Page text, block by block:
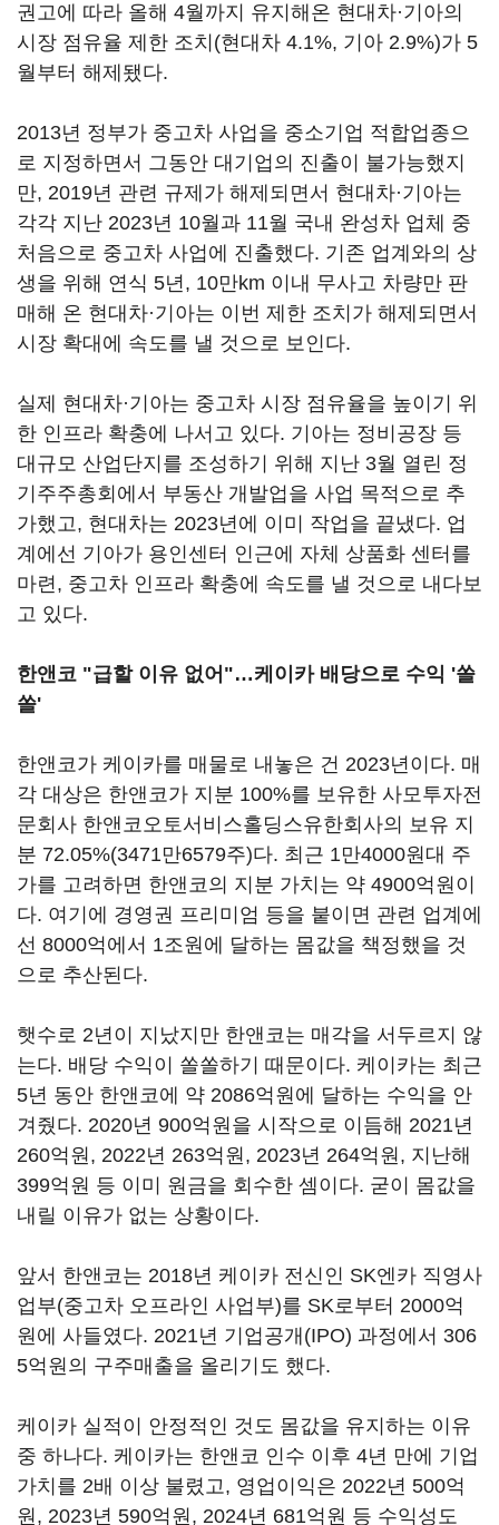
권고에 따라 올해 4월까지 유지해온 현대차·기아의
시장 점유율 제한 조치(현대차 4.1%, 기아 2.9%)가 5
월부터 해제됐다.
2013년 정부가 중고차 사업을 중소기업 적합업종으
로 지정하면서 그동안 대기업의 진출이 불가능했지
만, 2019년 관련 규제가 해제되면서 현대차·기아는
각각 지난 2023년 10월과 11월 국내 완성차 업체 중
처음으로 중고차 사업에 진출했다. 기존 업계와의 상
생을 위해 연식 5년, 10만km 이내 무사고 차량만 판
매해 온 현대차·기아는 이번 제한 조치가 해제되면서
시장 확대에 속도를 낼 것으로 보인다.
실제 현대차·기아는 중고차 시장 점유율을 높이기 위
한 인프라 확충에 나서고 있다. 기아는 정비공장 등
대규모 산업단지를 조성하기 위해 지난 3월 열린 정
기주주총회에서 부동산 개발업을 사업 목적으로 추
가했고, 현대차는 2023년에 이미 작업을 끝냈다. 업
계에선 기아가 용인센터 인근에 자체 상품화 센터를
마련, 중고차 인프라 확충에 속도를 낼 것으로 내다보
고 있다.
한앤코 "급할 이유 없어"…케이카 배당으로 수익 '쏠
쏠'
한앤코가 케이카를 매물로 내놓은 건 2023년이다. 매
각 대상은 한앤코가 지분 100%를 보유한 사모투자전
문회사 한앤코오토서비스홀딩스유한회사의 보유 지
분 72.05%(3471만6579주)다. 최근 1만4000원대 주
가를 고려하면 한앤코의 지분 가치는 약 4900억원이
다. 여기에 경영권 프리미엄 등을 붙이면 관련 업계에
선 8000억에서 1조원에 달하는 몸값을 책정했을 것
으로 추산된다.
햇수로 2년이 지났지만 한앤코는 매각을 서두르지 않
는다. 배당 수익이 쏠쏠하기 때문이다. 케이카는 최근
5년 동안 한앤코에 약 2086억원에 달하는 수익을 안
겨줬다. 2020년 900억원을 시작으로 이듬해 2021년
260억원, 2022년 263억원, 2023년 264억원, 지난해
399억원 등 이미 원금을 회수한 셈이다. 굳이 몸값을
내릴 이유가 없는 상황이다.
앞서 한앤코는 2018년 케이카 전신인 SK엔카 직영사
업부(중고차 오프라인 사업부)를 SK로부터 2000억
원에 사들였다. 2021년 기업공개(IPO) 과정에서 306
5억원의 구주매출을 올리기도 했다.
케이카 실적이 안정적인 것도 몸값을 유지하는 이유
중 하나다. 케이카는 한앤코 인수 이후 4년 만에 기업
가치를 2배 이상 불렸고, 영업이익은 2022년 500억
원, 2023년 590억원, 2024년 681억원 등 수익성도